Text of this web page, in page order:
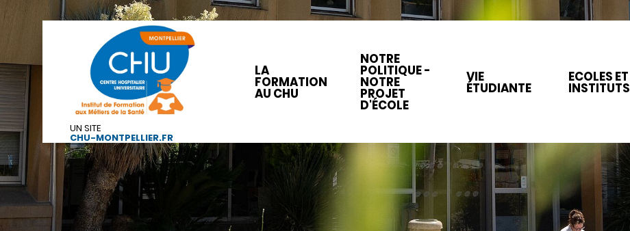
UN SITE
CHU-MONTPELLIER.FR
LA
FORMATION
AU CHU
NOTRE
POLITIQUE -
NOTRE
PROJET
D'ÉCOLE
VIE
ÉTUDIANTE
ECOLES ET
INSTITUTS